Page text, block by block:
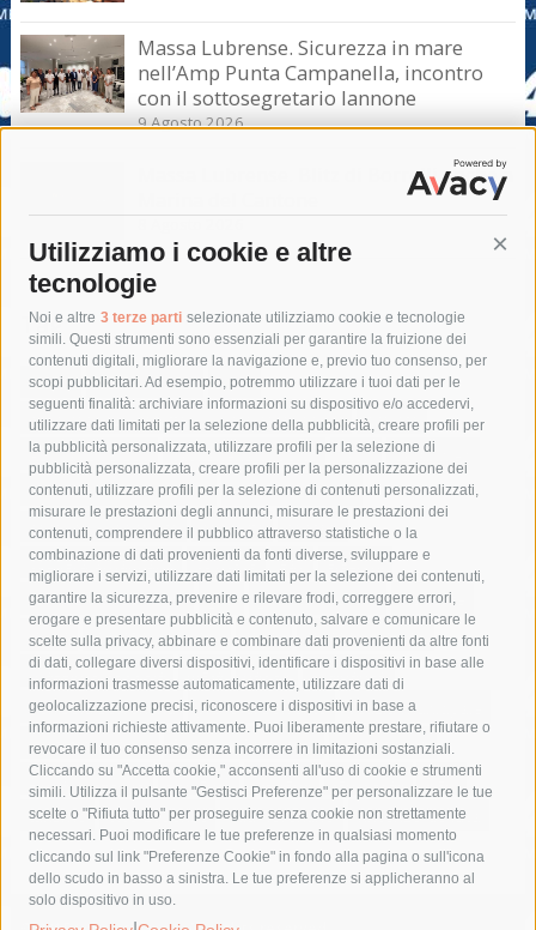
Utilizziamo i cookie e altre
tecnologie
Noi e altre 3 terze parti selezionate utilizziamo cookie e tecnologie
simili. Questi strumenti sono essenziali per garantire la fruizione dei
contenuti digitali, migliorare la navigazione e, previo tuo consenso, per
scopi pubblicitari. Ad esempio, potremmo utilizzare i tuoi dati per le
seguenti finalità: archiviare informazioni su dispositivo e/o accedervi,
utilizzare dati limitati per la selezione della pubblicità, creare profili per
la pubblicità personalizzata, utilizzare profili per la selezione di
pubblicità personalizzata, creare profili per la personalizzazione dei
contenuti, utilizzare profili per la selezione di contenuti personalizzati,
misurare le prestazioni degli annunci, misurare le prestazioni dei
contenuti, comprendere il pubblico attraverso statistiche o la
combinazione di dati provenienti da fonti diverse, sviluppare e
migliorare i servizi, utilizzare dati limitati per la selezione dei contenuti,
garantire la sicurezza, prevenire e rilevare frodi, correggere errori,
erogare e presentare pubblicità e contenuto, salvare e comunicare le
scelte sulla privacy, abbinare e combinare dati provenienti da altre fonti
di dati, collegare diversi dispositivi, identificare i dispositivi in base alle
informazioni trasmesse automaticamente, utilizzare dati di
geolocalizzazione precisi, riconoscere i dispositivi in base a
informazioni richieste attivamente. Puoi liberamente prestare, rifiutare o
revocare il tuo consenso senza incorrere in limitazioni sostanziali.
Cliccando su "Accetta cookie," acconsenti all'uso di cookie e strumenti
simili. Utilizza il pulsante "Gestisci Preferenze" per personalizzare le tue
scelte o "Rifiuta tutto" per proseguire senza cookie non strettamente
necessari. Puoi modificare le tue preferenze in qualsiasi momento
cliccando sul link "Preferenze Cookie" in fondo alla pagina o sull'icona
dello scudo in basso a sinistra. Le tue preferenze si applicheranno al
solo dispositivo in uso.
Massa Lubrense. Sicurezza in mare
nell’Amp Punta Campanella, incontro
con il sottosegretario Iannone
9 Agosto 2026
Massa Lubrense. Blitz di Borrelli anche a
Tag
acqua allerta meteo
anas
area marina protetta di punta campanella
arresto
Asl Napoli 3 sud
capitaneria di porto capri
carabinieri
castellammare di stabia
circumvesuviana
comune di sorrento
concerto
contagi
costiera amalfitana
covid-19 eav
elezioni
fondazione sorrento
gori guardia costiera
incidente
lavori
lorenzo balducelli mare
massa lubrense
massimo coppola
Meta napoli
ordinanza
penisola sorrentina
piano di sorrento
polizia municipale
protezione civile
Regione Campania
sant'agnello
sindaco cuomo
sorrento studenti temporali
treni
turismo
Vico Equense villa fiorentino vincenzo de luca